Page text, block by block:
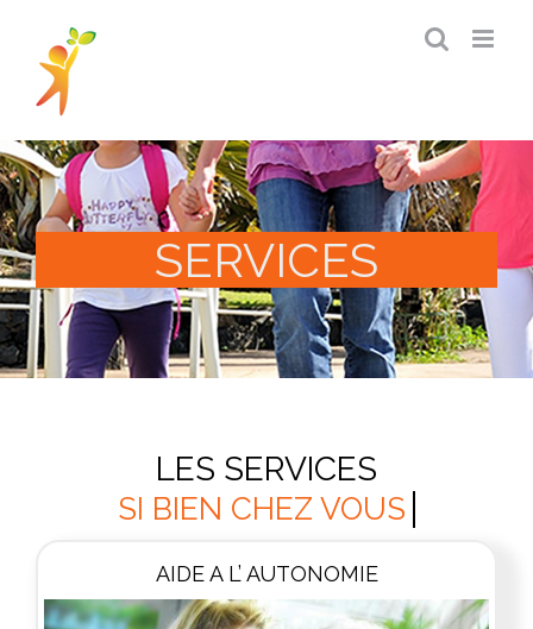
contenu
SERVICES
LES SERVICES
AIDE A L’ AUTONOMIE